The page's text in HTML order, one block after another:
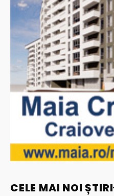
CELE MAI NOI ȘTIRI